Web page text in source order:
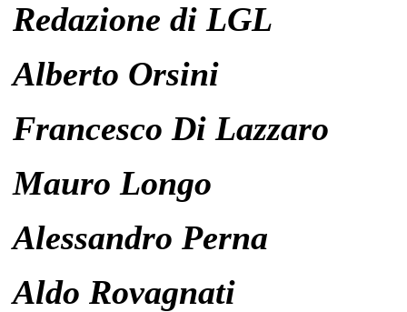
Redazione di LGL
Alberto Orsini
Francesco Di Lazzaro
Mauro Longo
Alessandro Perna
Aldo Rovagnati